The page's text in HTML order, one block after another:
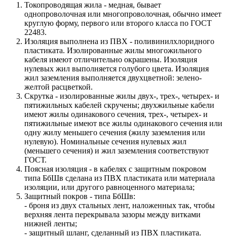
Токопроводящая жила - медная, бывает
однопроволочная или многопроволочная, обычно имеет
круглую форму, первого или второго класса по ГОСТ
22483.
Изоляция выполнена из ПВХ - поливинилхлоридного
пластиката. Изолированные жилы многожильного
кабеля имеют отличительно окрашены. Изоляция
нулевых жил выполняется голубого цвета. Изоляция
жил заземления выполняется двухцветной: зелено-
желтой расцветкой.
Скрутка - изолированные жилы двух-, трех-, четырех- и
пятижильных кабелей скручены; двухжильные кабели
имеют жилы одинакового сечения, трех-, четырех- и
пятижильные имеют все жилы одинакового сечения или
одну жилу меньшего сечения (жилу заземления или
нулевую). Номинальные сечения нулевых жил
(меньшего сечения) и жил заземления соответствуют
ГОСТ.
Поясная изоляция - в кабелях с защитным покровом
типа БбШв сделана из ПВХ пластиката или материала
изоляции, или другого равноценного материала;
Защитный покров - типа БбШв:
- броня из двух стальных лент, наложенных так, чтобы
верхняя лента перекрывала зазоры между витками
нижней ленты;
- защитный шланг, сделанный из ПВХ пластиката.